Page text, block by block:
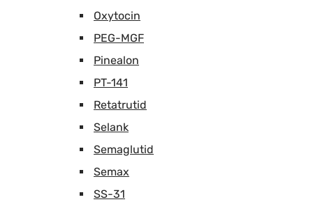
Oxytocin
PEG-MGF
Pinealon
PT-141
Retatrutid
Selank
Semaglutid
Semax
SS-31